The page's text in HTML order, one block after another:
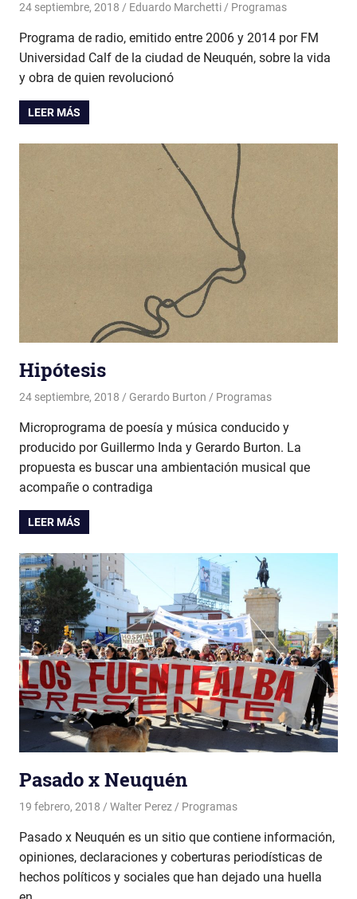
24 septiembre, 2018 Eduardo Marchetti Programas
Programa de radio, emitido entre 2006 y 2014 por FM
Universidad Calf de la ciudad de Neuquén, sobre la vida
y obra de quien revolucionó
LEER MÁS
Hipótesis
24 septiembre, 2018 Gerardo Burton Programas
Microprograma de poesía y música conducido y
producido por Guillermo Inda y Gerardo Burton. La
propuesta es buscar una ambientación musical que
acompañe o contradiga
LEER MÁS
Pasado x Neuquén
19 febrero, 2018 Walter Perez Programas
Pasado x Neuquén es un sitio que contiene información,
opiniones, declaraciones y coberturas periodísticas de
hechos políticos y sociales que han dejado una huella